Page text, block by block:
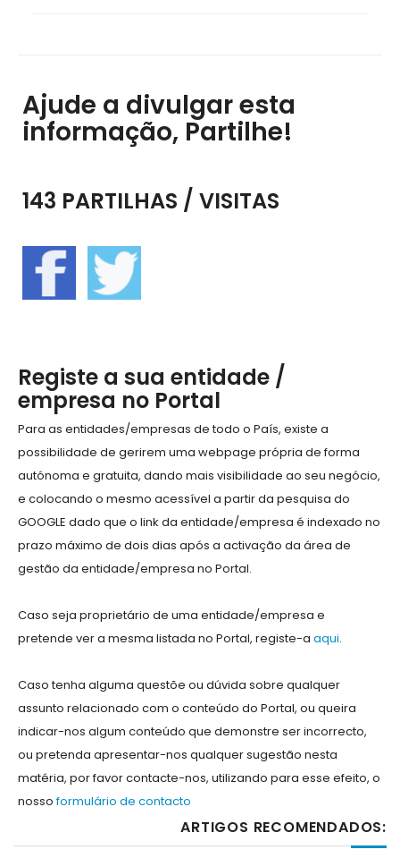
Ajude a divulgar esta
informação, Partilhe!
143 PARTILHAS / VISITAS
Registe a sua entidade /
empresa no Portal
Para as entidades/empresas de todo o País, existe a
possibilidade de gerirem uma webpage própria de forma
autónoma e gratuita, dando mais visibilidade ao seu negócio,
e colocando o mesmo acessível a partir da pesquisa do
GOOGLE dado que o link da entidade/empresa é indexado no
prazo máximo de dois dias após a activação da área de
gestão da entidade/empresa no Portal.
Caso seja proprietário de uma entidade/empresa e
pretende ver a mesma listada no Portal, registe-a aqui.
Caso tenha alguma questõe ou dúvida sobre qualquer
assunto relacionado com o conteúdo do Portal, ou queira
indicar-nos algum conteúdo que demonstre ser incorrecto,
ou pretenda apresentar-nos qualquer sugestão nesta
matéria, por favor contacte-nos, utilizando para esse efeito, o
nossoformulário de contacto
ARTIGOS RECOMENDADOS: